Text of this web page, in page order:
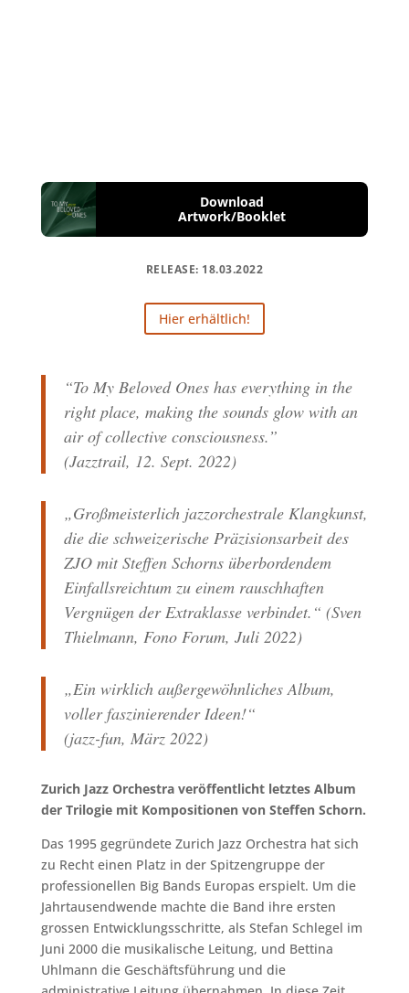
Download
Artwork/Booklet
RELEASE: 18.03.2022
Hier erhältlich!
“To My Beloved Ones has everything in the
right place, making the sounds glow with an
air of collective consciousness.”
(Jazztrail, 12. Sept. 2022)
„Großmeisterlich jazzorchestrale Klangkunst,
die die schweizerische Präzisionsarbeit des
ZJO mit Steffen Schorns überbordendem
Einfallsreichtum zu einem rauschhaften
Vergnügen der Extraklasse verbindet.“ (Sven
Thielmann, Fono Forum, Juli 2022)
„Ein wirklich außergewöhnliches Album,
voller faszinierender Ideen!“
(jazz-fun, März 2022)
Zurich Jazz Orchestra veröffentlicht letztes Album
der Trilogie mit Kompositionen von Steffen Schorn.
Das 1995 gegründete Zurich Jazz Orchestra hat sich
zu Recht einen Platz in der Spitzengruppe der
professionellen Big Bands Europas erspielt. Um die
Jahrtausendwende machte die Band ihre ersten
grossen Entwicklungsschritte, als Stefan Schlegel im
Juni 2000 die musikalische Leitung, und Bettina
Uhlmann die Geschäftsführung und die